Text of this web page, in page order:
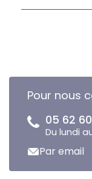
Pour nous
05 62
Du lundi
Par email